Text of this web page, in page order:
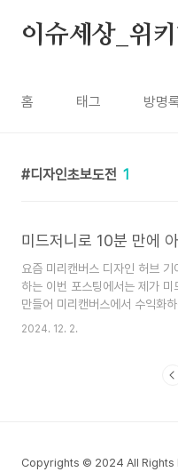
이슈세상_위
홈 태그 방명
디자인초보도전 1
요즘 미리캔버스 디자인 허브 기
하는 이번 포스팅에서는 제가 미
만들어 미리캔버스에서 수익화
드릴게요. 더불어, 만들어진 아이
실 수 있을 거예요!미리캔버스 기
고, 이를 필요로 하는 사용자들
2024. 12. 2.
Copyrights © 2024 All Rights